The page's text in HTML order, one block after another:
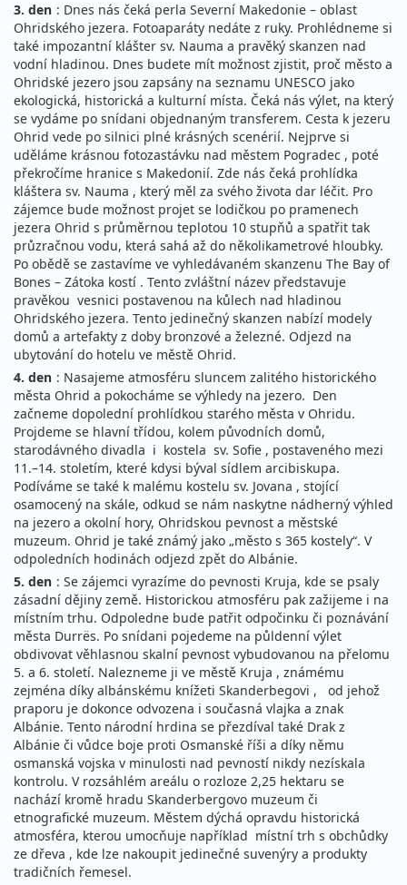
3. den : Dnes nás čeká perla Severní Makedonie – oblast
Ohridského jezera. Fotoaparáty nedáte z ruky. Prohlédneme si
také impozantní klášter sv. Nauma a pravěký skanzen nad
vodní hladinou. Dnes budete mít možnost zjistit, proč město a
Ohridské jezero jsou zapsány na seznamu UNESCO jako
ekologická, historická a kulturní místa. Čeká nás výlet, na který
se vydáme po snídani objednaným transferem. Cesta k jezeru
Ohrid vede po silnici plné krásných scenérií. Nejprve si
uděláme krásnou fotozastávku nad městem Pogradec , poté
překročíme hranice s Makedonií. Zde nás čeká prohlídka
kláštera sv. Nauma , který měl za svého života dar léčit. Pro
zájemce bude možnost projet se lodičkou po pramenech
jezera Ohrid s průměrnou teplotou 10 stupňů a spatřit tak
průzračnou vodu, která sahá až do několikametrové hloubky.
Po obědě se zastavíme ve vyhledávaném skanzenu The Bay of
Bones – Zátoka kostí . Tento zvláštní název představuje
pravěkou vesnici postavenou na kůlech nad hladinou
Ohridského jezera. Tento jedinečný skanzen nabízí modely
domů a artefakty z doby bronzové a železné. Odjezd na
ubytování do hotelu ve městě Ohrid.
4. den : Nasajeme atmosféru sluncem zalitého historického
města Ohrid a pokocháme se výhledy na jezero. Den
začneme dopolední prohlídkou starého města v Ohridu.
Projdeme se hlavní třídou, kolem původních domů,
starodávného divadla i kostela sv. Sofie , postaveného mezi
11.–14. stoletím, které kdysi býval sídlem arcibiskupa.
Podíváme se také k malému kostelu sv. Jovana , stojící
osamocený na skále, odkud se nám naskytne nádherný výhled
na jezero a okolní hory, Ohridskou pevnost a městské
muzeum. Ohrid je také známý jako „město s 365 kostely“. V
odpoledních hodinách odjezd zpět do Albánie.
5. den : Se zájemci vyrazíme do pevnosti Kruja, kde se psaly
zásadní dějiny země. Historickou atmosféru pak zažijeme i na
místním trhu. Odpoledne bude patřit odpočinku či poznávání
města Durrës. Po snídani pojedeme na půldenní výlet
obdivovat věhlasnou skalní pevnost vybudovanou na přelomu
5. a 6. století. Nalezneme ji ve městě Kruja , známému
zejména díky albánskému knížeti Skanderbegovi , od jehož
praporu je dokonce odvozena i současná vlajka a znak
Albánie. Tento národní hrdina se přezdíval také Drak z
Albánie či vůdce boje proti Osmanské říši a díky němu
osmanská vojska v minulosti nad pevností nikdy nezískala
kontrolu. V rozsáhlém areálu o rozloze 2,25 hektaru se
nachází kromě hradu Skanderbergovo muzeum či
etnografické muzeum. Městem dýchá opravdu historická
atmosféra, kterou umocňuje například místní trh s obchůdky
ze dřeva , kde lze nakoupit jedinečné suvenýry a produkty
tradičních řemesel.